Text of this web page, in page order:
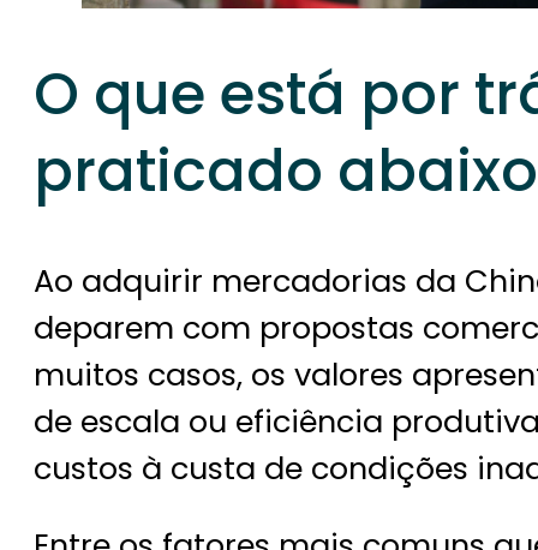
O que está por
praticado
Ao adquirir mercadorias da
deparem com propostas
muitos casos, os valores
de escala ou eficiência
custos à custa de condições